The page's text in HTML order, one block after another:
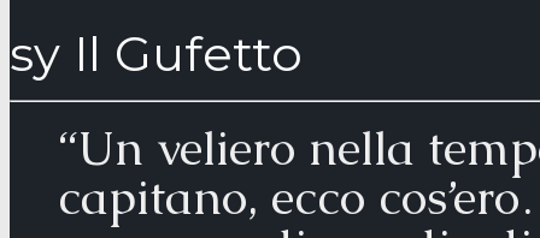
sy Il Gufetto
“Un veliero nella
capitano, ecco